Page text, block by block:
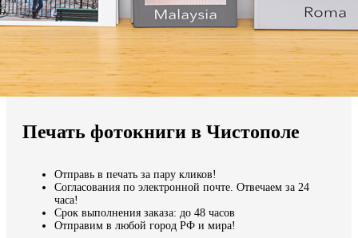
Мы доставляем по всему миру
Продолжить без города
Печать фотокниги в Чистополе
Отправь в печать за пару кликов!
Согласования по электронной почте. Отвечаем за 24
часа!
Срок выполнения заказа: до 48 часов
Отправим в любой город РФ и мира!